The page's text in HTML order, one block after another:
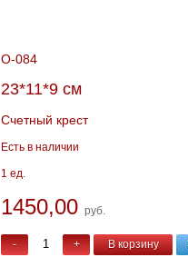
О-084
23*11*9 см
Счетный крест
Есть в наличии
1 ед.
1450,00 руб.
- + В корзину